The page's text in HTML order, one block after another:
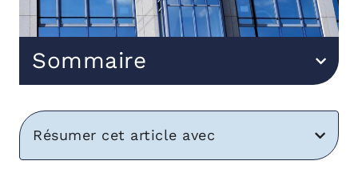
Sommaire
Résumer cet article avec